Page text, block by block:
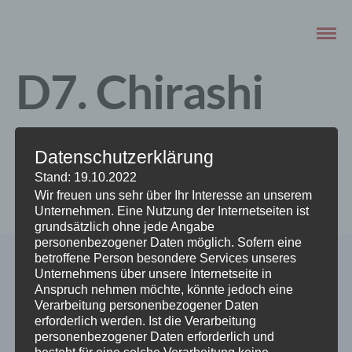
D7. Chirashi
Sushi
Datenschutzerklärung
Stand: 19.10.2022
Wir freuen uns sehr über Ihr Interesse an unserem
Unternehmen. Eine Nutzung der Internetseiten ist
grundsätzlich ohne jede Angabe
personenbezogener Daten möglich. Sofern eine
betroffene Person besondere Services unseres
Unternehmens über unsere Internetseite in
Anspruch nehmen möchte, könnte jedoch eine
Verarbeitung personenbezogener Daten
erforderlich werden. Ist die Verarbeitung
personenbezogener Daten erforderlich und